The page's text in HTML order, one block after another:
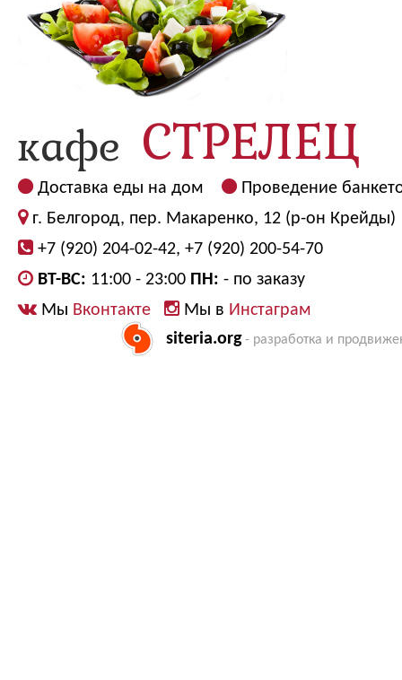
Доставка еды на дом
Проведение
г. Белгород, пер. Макаренко, 12 (р-он Крейды)
+7 (920) 204-02-42, +7 (920) 200-54-70
ВТ-ВС: 11:00 - 23:00 ПН: - по заказу
Мы Вконтакте Мы в Инстаграм
siteria.org- разработка и